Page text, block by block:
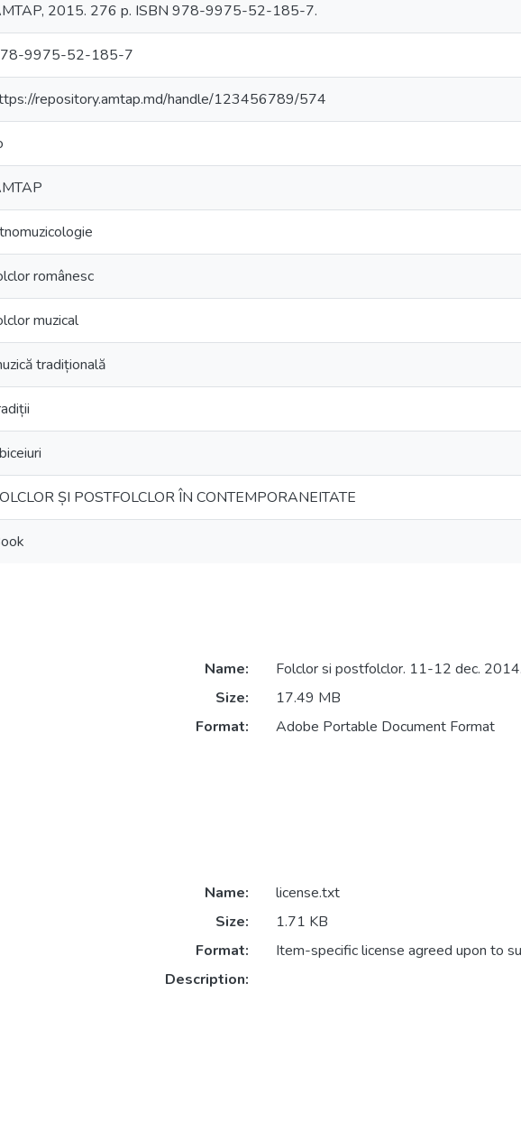
2015. 276 p. ISBN 978-9975-52-185-7.
9975-52-185-7
repository.amtap.md/handle/123456789/574
românesc
muzical
tradițională
ȘI POSTFOLCLOR ÎN CONTEMPORANEITATE
Name:
Folclor si postfolclor. 11-12 dec.
Size:
17.49 MB
Format:
Adobe Portable Document Format
Name:
license.txt
Size:
1.71 KB
Format:
Item-specific license agreed upon to
Description: